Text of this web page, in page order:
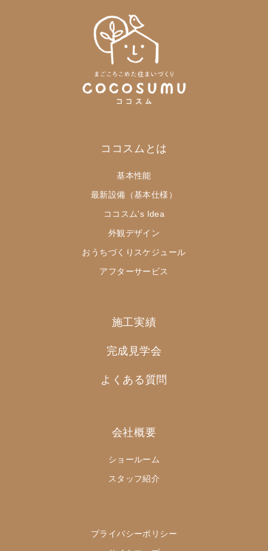
ココスムとは
基本性能
最新設備（基本仕様）
ココスム's Idea
外観デザイン
おうちづくりスケジュール
アフターサービス
施工実績
完成見学会
よくある質問
会社概要
ショールーム
スタッフ紹介
プライバシーポリシー